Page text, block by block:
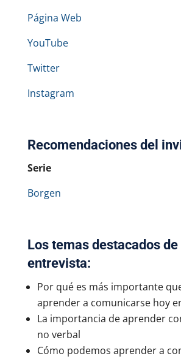
Página Web
YouTube
Twitter
Instagram
Recomendaciones del
Serie
Borgen
Los temas destacados de
entrevista:
Por qué es más importante
aprender a comunicarse hoy
La importancia de aprender
no verbal
Cómo podemos aprender a